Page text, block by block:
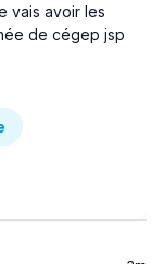
vais avoir les
de cégep jsp